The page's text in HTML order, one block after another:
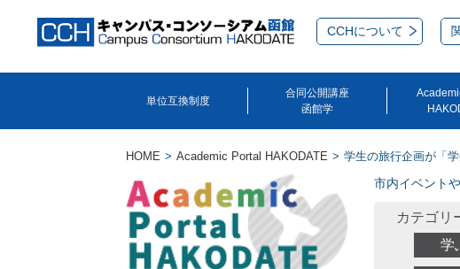
CCHについて
単位互換制度
合同公開講座
函館学
HOME Academic Portal HAKODATE 学生の旅行企画が「
市内イベント
カテゴリ
学